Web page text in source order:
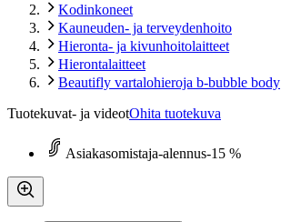
Kodinkoneet
Kauneuden- ja terveydenhoito
Hieronta- ja kivunhoitolaitteet
Hierontalaitteet
Beautifly vartalohieroja b-bubble body
Tuotekuvat- ja videotOhita tuotekuva
Asiakasomistaja-alennus-15 %